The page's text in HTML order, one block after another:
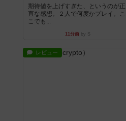
期待値を上げすぎた、というのが正
直な感想。２人で何度かプレイ。こ
こでも...
11分前 by S
レビュー